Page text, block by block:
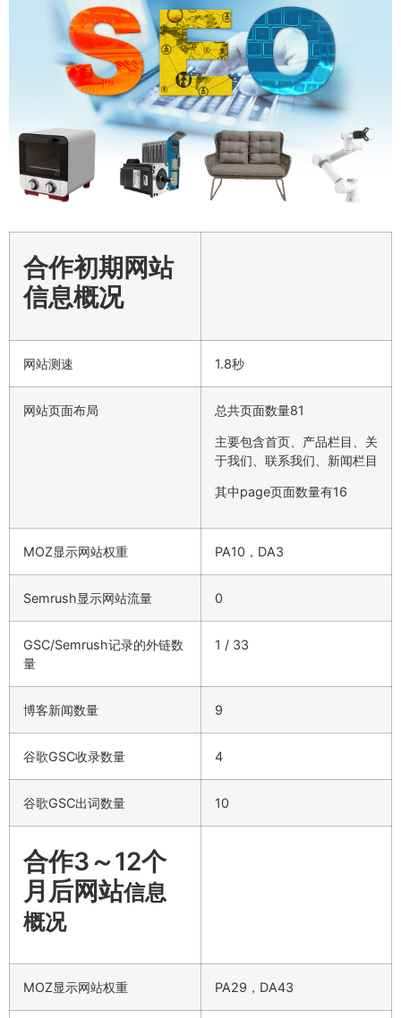
合作初期网站
信息概况
网站测速 1.8秒
网站页面布局 总共页面数量81
主要包含首页、产品栏目、关
于我们、联系我们、新闻栏目
其中page页面数量有16
MOZ显示网站权重 PA10，DA3
Semrush显示网站流量 0
GSC/Semrush记录的外链数
量
1 / 33
博客新闻数量 9
谷歌GSC收录数量 4
谷歌GSC出词数量 10
合作3～12个
月后网站信息
概况
MOZ显示网站权重 PA29，DA43